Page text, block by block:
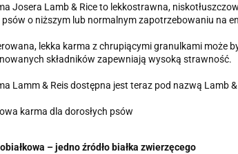
Josera Lamb & Rice to lekkostrawna,
o niższym lub normalnym zapotrzebowaniu na
lekka karma z chrupiącymi granulkami może
składników zapewniają wysoką strawność.
Lamm & Reis dostępna jest teraz pod nazwą Lamb
karma dla dorosłych psów
– jedno źródło białka zwierzęcego